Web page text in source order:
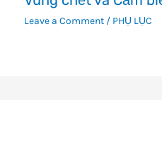
Leave a Comment / PHỤ LỤC